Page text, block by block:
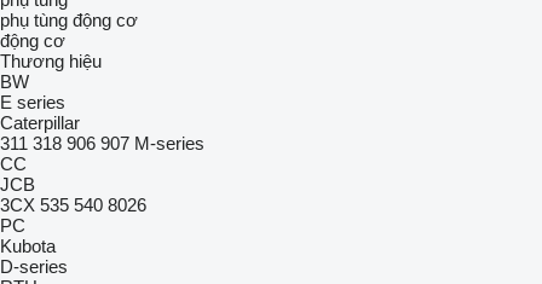
phụ tùng động cơ
động cơ
Thương hiệu
BW
E series
Caterpillar
311 318 906 907 M-series
CC
JCB
3CX 535 540 8026
PC
Kubota
D-series